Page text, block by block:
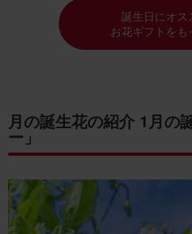
誕生日にオス
お花ギフトをも
月の誕生花の紹介 1月の
ー」